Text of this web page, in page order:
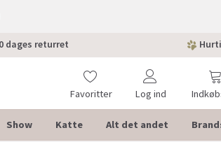
dages returret
Favoritter Log ind
Show Katte Alt det andet